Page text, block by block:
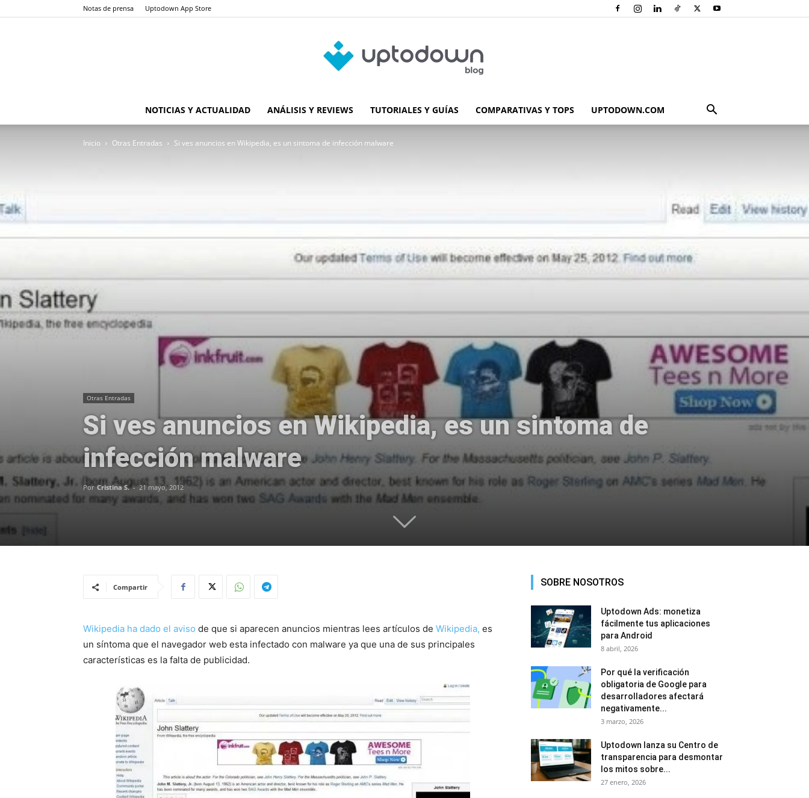
Notas de prensa Uptodown App Store
Blog
Uptodown
NOTICIAS Y ACTUALIDAD ANÁLISIS Y REVIEWS TUTORIALES Y GUÍAS COMPARATIVAS Y TOPS UPTODOWN.COM
Inicio Otras Entradas Si ves anuncios en Wikipedia, es un sintoma de infección malware
Otras Entradas
Si ves anuncios en Wikipedia, es un sintoma de
infección malware
Por Cristina S. - 21 mayo, 2012
Compartir
Wikipedia ha dado el aviso de que si aparecen anuncios mientras lees artículos de Wikipedia, es
un síntoma que el navegador web esta infectado con malware ya que una de sus principales
características es la falta de publicidad.
SOBRE NOSOTROS
Uptodown Ads: monetiza
fácilmente tus aplicaciones
para Android
8 abril, 2026
Por qué la verificación
obligatoria de Google para
desarrolladores afectará
negativamente...
3 marzo, 2026
Uptodown lanza su Centro de
transparencia para desmontar
los mitos sobre...
27 enero, 2026